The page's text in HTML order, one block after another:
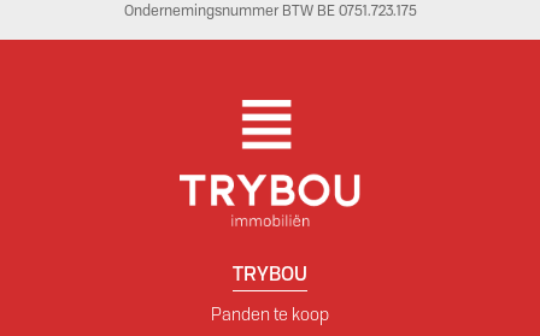
Ondernemingsnummer BTW BE 0751.723.175
TRYBOU
Panden te koop